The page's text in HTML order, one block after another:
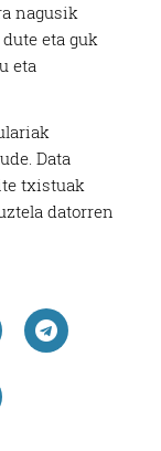
nagusik
eta guk
eta
Data
txistuak
datorren